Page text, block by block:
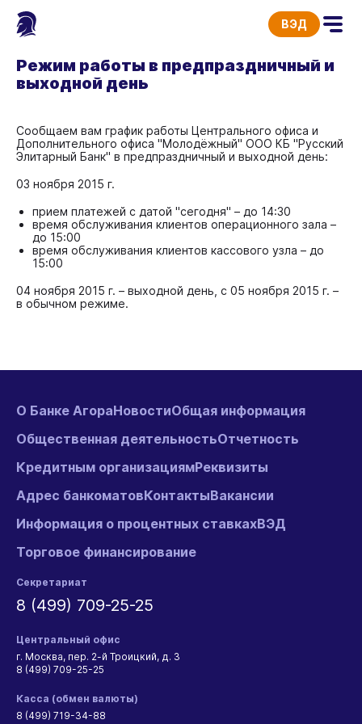
ВЭД
Режим работы в предпраздничный и
выходной день
Сообщаем вам график работы Центрального офиса и
Дополнительного офиса "Молодёжный" ООО КБ "Русский
Элитарный Банк" в предпраздничный и выходной день:
03 ноября 2015 г.
прием платежей с датой "сегодня" – до 14:30
время обслуживания клиентов операционного зала –
до 15:00
время обслуживания клиентов кассового узла – до
15:00
04 ноября 2015 г. – выходной день, с 05 ноября 2015 г. –
в обычном режиме.
О Банке АгораНовостиОбщая информация
Общественная деятельностьОтчетность
Кредитным организациямРеквизиты
Адрес банкоматовКонтактыВакансии
Информация о процентных ставкахВЭД
Торговое финансирование
Секретариат
8 (499) 709-25-25
Центральный офис
г. Москва, пер. 2-й Троицкий, д. 3
8 (499) 709-25-25
Касса (обмен валюты)
8 (499) 719-34-88